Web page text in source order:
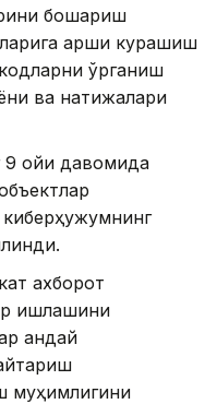
бошқариш
қарши курашиш
ўрганиш
ва натижалари
9 ойи давомида
ахборот
ишлашини
қандай
муҳимлигини